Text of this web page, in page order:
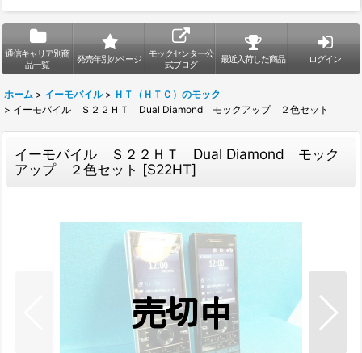
通信キャリア別商
品一覧
発売年別のページ
モックセンター公
式ブログ
最近入荷した商品 ログイン
ホーム > イーモバイル > ＨＴ（ＨＴＣ）のモック
> イーモバイル Ｓ２２ＨＴ Dual Diamond モックアップ ２色セット
イーモバイル Ｓ２２ＨＴ Dual Diamond モック
アップ ２色セット [S22HT]